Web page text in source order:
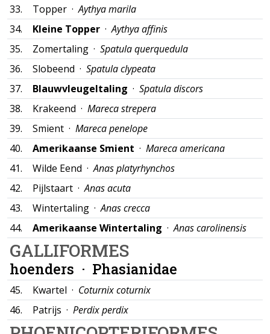
33.
Topper ·Aythya marila
34.
Kleine Topper ·Aythya affinis
35.
Zomertaling · Spatula querquedula
36.
Slobeend · Spatula clypeata
37.
Blauwvleugeltaling · Spatula discors
38.
Krakeend · Mareca strepera
39.
Smient · Mareca penelope
40.
Amerikaanse Smient · Mareca americana
41.
Wilde Eend ·Anas platyrhynchos
42.
Pijlstaart ·Anas acuta
43.
Wintertaling ·Anas crecca
44.
Amerikaanse Wintertaling ·Anas carolinensis
GALLIFORMES
hoenders · Phasianidae
45. Kwartel · Coturnix coturnix
46.
Patrijs · Perdix perdix